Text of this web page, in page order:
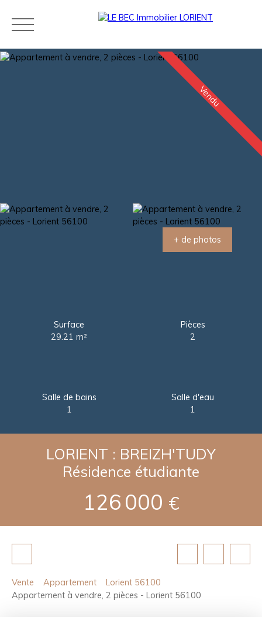
Contact Estimation
Vendu
+ de photos
Surface
29.21m²
Pièces
2
Salle de bains
1
Salle d'eau
1
LORIENT : BREIZH'TUDY
Résidence étudiante
126 000 €
Vente Appartement
Lorient 56100
Appartement à vendre, 2 pièces - Lorient 56100